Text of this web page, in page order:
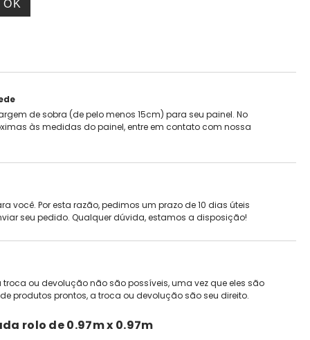
OK
de sobra (de pelo menos 15cm) para seu painel. No
às medidas do painel, entre em contato com nossa
você. Por esta razão, pedimos um prazo de 10 dias úteis
seu pedido. Qualquer dúvida, estamos a disposição!
ou devolução não são possíveis, uma vez que eles são
produtos prontos, a troca ou devolução são seu direito.
rolo de0.97m x 0.97m